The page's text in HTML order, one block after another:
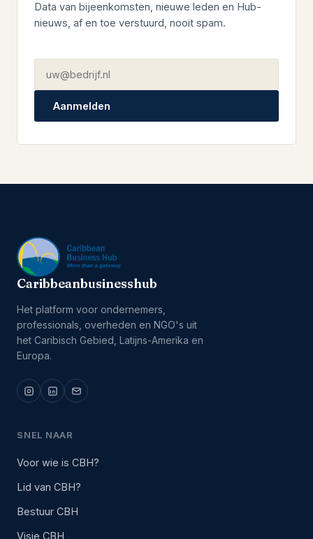
Data van bijeenkomsten, nieuwe leden en Hub-
nieuws, af en toe verstuurd, nooit spam.
Aanmelden
Caribbeanbusinesshub
Het platform voor ondernemers,
professionals, overheden en NGO's uit
het Caribisch Gebied, Latijns-Amerika en
Europa.
SNEL NAAR
Voor wie is CBH?
Lid van CBH?
Bestuur CBH
Visie CBH